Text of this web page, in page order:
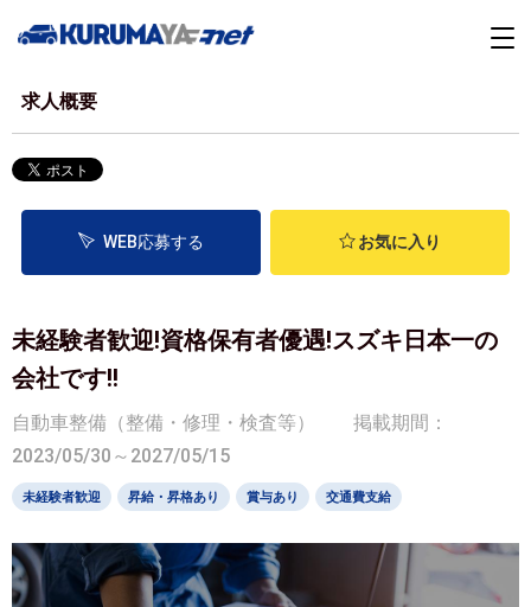
求人概要
WEB応募する お気に入り
未経験者歓迎!資格保有者優遇!スズキ日本一の
会社です!!
自動車整備（整備・修理・検査等）
掲載期間：
2023/05/30～2027/05/15
未経験者歓迎 昇給・昇格あり 賞与あり 交通費支給